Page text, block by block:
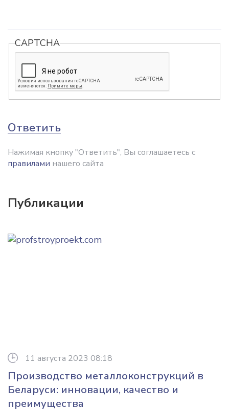
CAPTCHA
Ответить
Нажимая кнопку "Ответить", Вы соглашаетесь с
правилами нашего сайта
Публикации
11 августа 2023 08:18
Производство металлоконструкций в
Беларуси: инновации, качество и
преимущества